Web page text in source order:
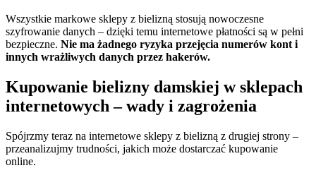
Wszystkie markowe sklepy z bielizną stosują nowoczesne
szyfrowanie danych – dzięki temu internetowe płatności są w pełni
bezpieczne. Nie ma żadnego ryzyka przejęcia numerów kont i
innych wrażliwych danych przez hakerów.
Kupowanie bielizny damskiej w sklepach
internetowych – wady i zagrożenia
Spójrzmy teraz na internetowe sklepy z bielizną z drugiej strony –
przeanalizujmy trudności, jakich może dostarczać kupowanie
online.